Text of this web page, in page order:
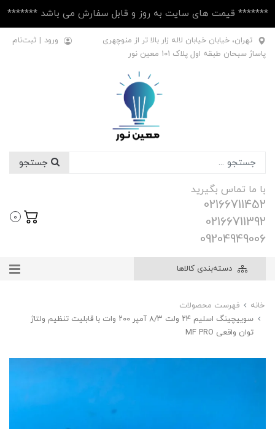
******* قیمت های سایت به روز و قابل سفارش می باشد *******
تهران، خیابان خیابان لاله زار بالا تر از منوچهری
پاساژ سبحان طبقه اول پلاک ۱۰1 معین نور
ورود | ثبت‌نام
با ما تماس بگیرید
02166711452
02166711392
09204949006
0
دسته‌بندی کالاها
خانه
فهرست محصولات
سوییچینگ‌ اسلیم ۲۴ ولت ٨/٣ آمپر ٢٠٠ وات با قابلیت تنظیم ولتاژ
توان واقعی MF PRO